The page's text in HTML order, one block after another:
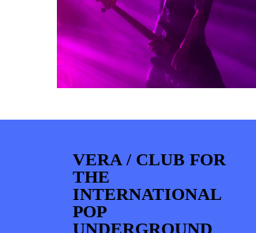
VERA / CLUB FOR
THE
INTERNATIONAL
POP
UNDERGROUND